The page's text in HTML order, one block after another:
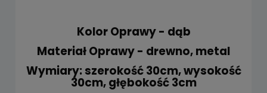
Kolor Oprawy - dąb
Materiał Oprawy - drewno, metal
Wymiary: szerokość 30cm, wysokość
30cm, głębokość 3cm